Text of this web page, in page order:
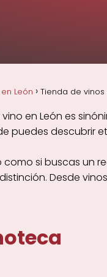
León Tienda de vinos
en León es
puedes descubrir
si buscas un
Desde